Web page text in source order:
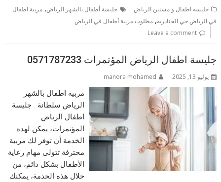
جليسه اطفال و مسنين الرياض جليسة أطفال بالشهر الرياض,مربية اطفال
في الرياض حي الجنادريه,مطلوب مربية أطفال في الرياض
Leave a comment
جليسة اطفال الرياض المؤتمرات 0571787233
يوليو 13, 2025 manora mohamed
مربية اطفال بالشهر
الرياض سلطانة جليسة
اطفال الرياض
المؤتمرات، يمكن لهذه
الخدمة أن توفر لك مربية
محترفة تتولى مهام رعاية
الأطفال بشكل دائم، من
خلال هذه الخدمة، يمكنك